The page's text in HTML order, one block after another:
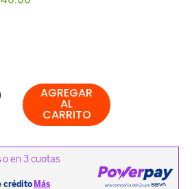
AGREGAR
AL
CARRITO